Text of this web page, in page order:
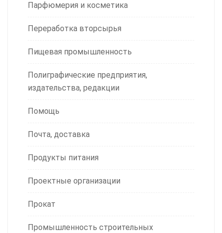
Парфюмерия и косметика
Переработка вторсырья
Пищевая промышленность
Полиграфические предприятия,
издательства, редакции
Помощь
Почта, доставка
Продукты питания
Проектные организации
Прокат
Промышленность строительных